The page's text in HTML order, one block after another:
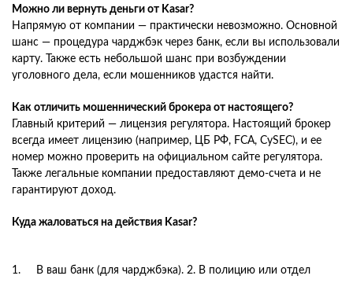
Можно ли вернуть деньги от Kasar?
Напрямую от компании — практически невозможно. Основной
шанс — процедура чарджбэк через банк, если вы использовали
карту. Также есть небольшой шанс при возбуждении
уголовного дела, если мошенников удастся найти.
Как отличить мошеннический брокера от настоящего?
Главный критерий — лицензия регулятора. Настоящий брокер
всегда имеет лицензию (например, ЦБ РФ, FCA, CySEC), и ее
номер можно проверить на официальном сайте регулятора.
Также легальные компании предоставляют демо-счета и не
гарантируют доход.
Куда жаловаться на действия Kasar?
В ваш банк (для чарджбэка). 2. В полицию или отдел